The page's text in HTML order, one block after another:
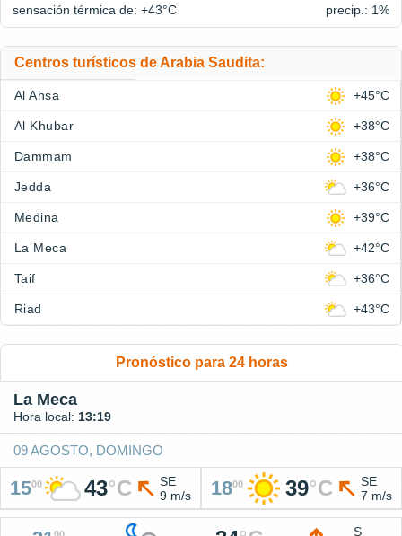
sensación térmica de: +43°C precip.: 1%
Centros turísticos de Arabia Saudita:
Al Ahsa +45°C
Al Khubar +38°C
Dammam +38°C
Jedda +36°C
Medina +39°C
La Meca +42°C
Taif +36°C
Riad +43°C
Pronóstico para 24 horas
La Meca
Hora local: 13:19
09 AGOSTO, DOMINGO
1500 43°C
SE
9 m/s
1800 39°C
SE
7 m/s
00
S